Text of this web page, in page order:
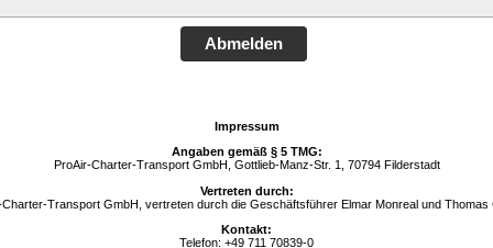
Abmelden
Impressum
Angaben gemäß § 5 TMG:
ProAir-Charter-Transport GmbH, Gottlieb-Manz-Str. 1, 70794 Filderstadt
Vertreten durch:
Charter-Transport GmbH, vertreten durch die Geschäftsführer Elmar Monreal und Thomas
Kontakt:
Telefon: +49 711 70839-0